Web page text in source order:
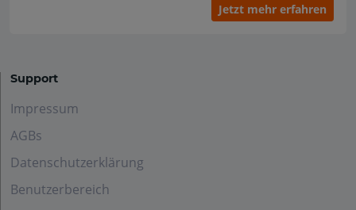
Jetzt mehr erfahren
Support
Impressum
AGBs
Datenschutzerklärung
Benutzerbereich